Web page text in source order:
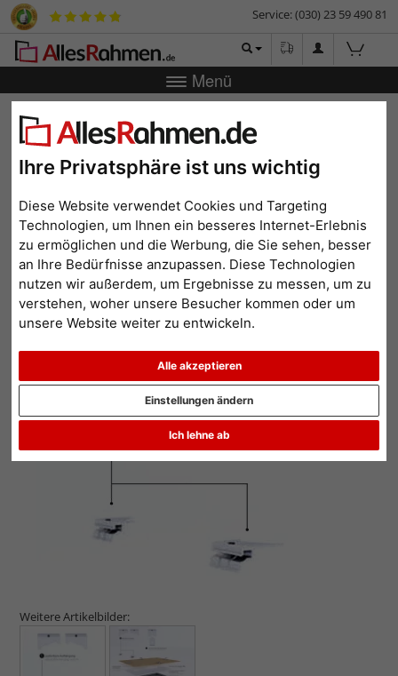
Ihre Privatsphäre ist uns wichtig
Diese Website verwendet Cookies und Targeting
Technologien, um Ihnen ein besseres Internet-Erlebnis
zu ermöglichen und die Werbung, die Sie sehen, besser
an Ihre Bedürfnisse anzupassen. Diese Technologien
nutzen wir außerdem, um Ergebnisse zu messen, um zu
verstehen, woher unsere Besucher kommen oder um
unsere Website weiter zu entwickeln.
Alle akzeptieren
Ich lehne ab
Einstellungen ändern
Service: (030) 23 59 490 81
Menü
Zurück
Ausgleichselemente für Alpha Alurahmen (links+rechts)
Ausgleichselemente für
Alpha Alurahmen
(links+rechts)
Zurück
Weitere Artikelbilder: